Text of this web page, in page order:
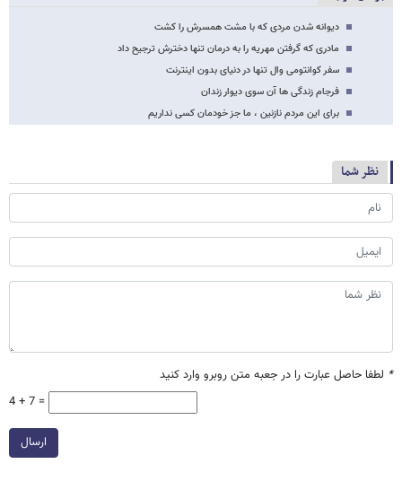
دیوانه شدن مردی که با مشت‌ همسرش را کشت
مادری که گرفتن مهریه را به درمان تنها دخترش ترجیح داد
سفر کوانتومی وال تنها در دنیای بدون اینترنت
فرجام زندگی ها آن سوی دیوار زندان
برای این مردم نازنین ، ما جز خودمان کسی نداریم
نظر شما
* لطفا حاصل عبارت را در جعبه متن روبرو وارد کنید
4 + 7 =
ارسال